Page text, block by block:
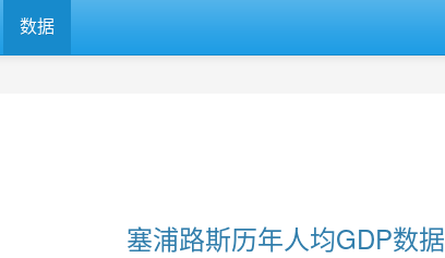
数据
塞浦路斯历年人均GDP数据